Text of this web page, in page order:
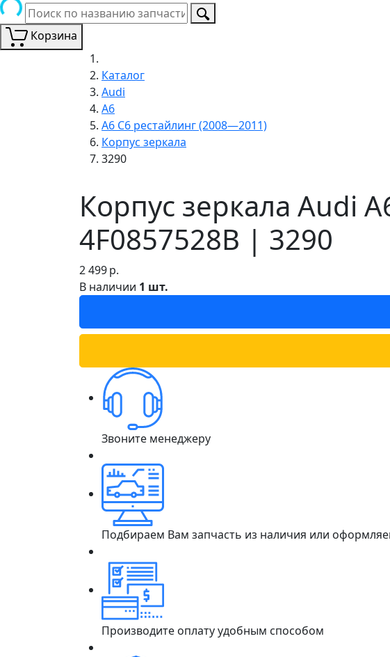
Корзина
Каталог
Audi
A6
A6 C6 рестайлинг (2008—2011)
Корпус зеркала
3290
Корпус зеркала Audi
4F0857528B | 3290
2 499р.
В наличии 1 шт.
Звоните менеджеру
Подбираем Вам запчасть из наличия или
Производите оплату удобным способом